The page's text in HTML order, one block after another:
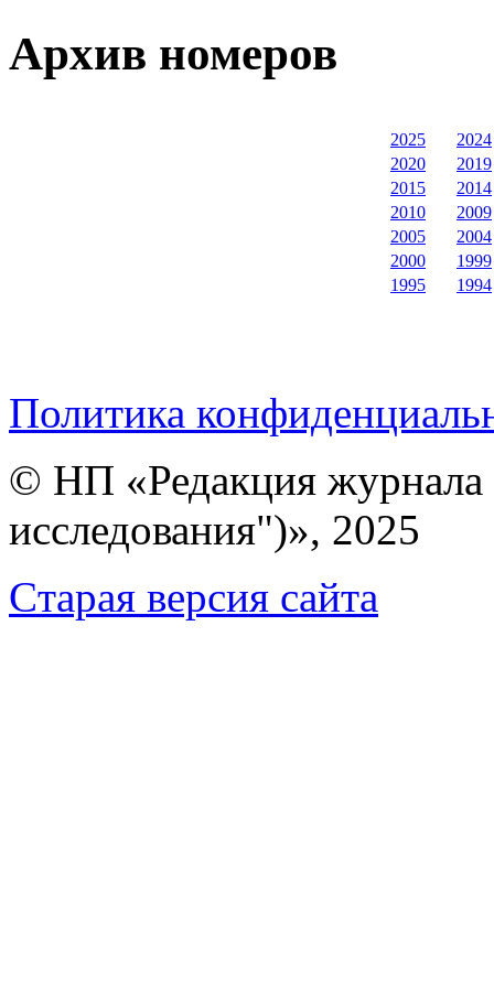
Архив номеров
2025
2024
2020
2019
2015
2014
2010
2009
2005
2004
2000
1999
1995
1994
Политика
© НП «Редакция
исследования")», 2025
Cтарая версия сайта